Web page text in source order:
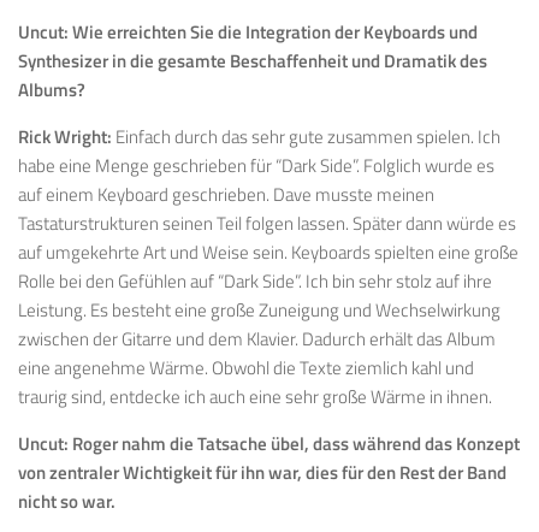
Uncut:Wie erreichten Sie die Integration der Keyboards und
Synthesizer in die gesamte Beschaffenheit und Dramatik des
Albums?
Rick Wright: Einfach durch das sehr gute zusammen spielen. Ich
habe eine Menge geschrieben für “Dark Side”. Folglich wurde es
auf einem Keyboard geschrieben. Dave musste meinen
Tastaturstrukturen seinen Teil folgen lassen. Später dann würde es
auf umgekehrte Art und Weise sein. Keyboards spielten eine große
Rolle bei den Gefühlen auf “Dark Side”. Ich bin sehr stolz auf ihre
Leistung. Es besteht eine große Zuneigung und Wechselwirkung
zwischen der Gitarre und dem Klavier. Dadurch erhält das Album
eine angenehme Wärme. Obwohl die Texte ziemlich kahl und
traurig sind, entdecke ich auch eine sehr große Wärme in ihnen.
Uncut: Roger nahm die Tatsache übel, dass während das Konzept
von zentraler Wichtigkeit für ihn war, dies für den Rest der Band
nicht so war.